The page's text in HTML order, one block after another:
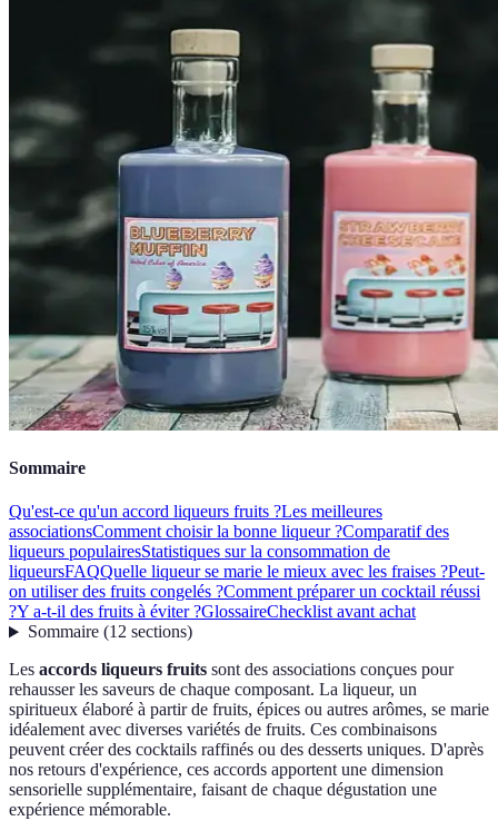
Sommaire
Qu'est-ce qu'un accord liqueurs fruits ?Les meilleures
associationsComment choisir la bonne liqueur ?Comparatif des
liqueurs populairesStatistiques sur la consommation de
liqueursFAQQuelle liqueur se marie le mieux avec les fraises ?Peut-
on utiliser des fruits congelés ?Comment préparer un cocktail réussi
?Y a-t-il des fruits à éviter ?GlossaireChecklist avant achat
Sommaire(12 sections)
Les accords liqueurs fruits sont des associations conçues pour
rehausser les saveurs de chaque composant. La liqueur, un
spiritueux élaboré à partir de fruits, épices ou autres arômes, se marie
idéalement avec diverses variétés de fruits. Ces combinaisons
peuvent créer des cocktails raffinés ou des desserts uniques. D'après
nos retours d'expérience, ces accords apportent une dimension
sensorielle supplémentaire, faisant de chaque dégustation une
expérience mémorable.